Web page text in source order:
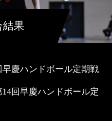
結果
早慶ハンドボール定期戦
回早慶ハンドボール定